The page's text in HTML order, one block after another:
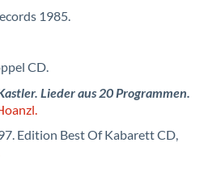
1985.
CD.
Lieder aus 20 Programmen.
Edition Best Of Kabarett CD,